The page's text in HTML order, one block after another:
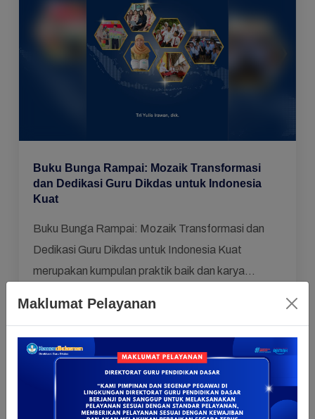
Maklumat Pelayanan
Buku Bunga Rampai: Mozaik Transformasi
dan Dedikasi Guru Dikdas untuk Indonesia
Kuat
Buku Bunga Rampai: Mozaik Transformasi dan
Dedikasi Guru Dikdas untuk Indonesia Kuat
merupakan kumpulan praktik baik dan karya
penjuru Indonesia yang...
22 Juni 2026 pkl. 11:05
Pendidikan Dasar,Pembelajaran